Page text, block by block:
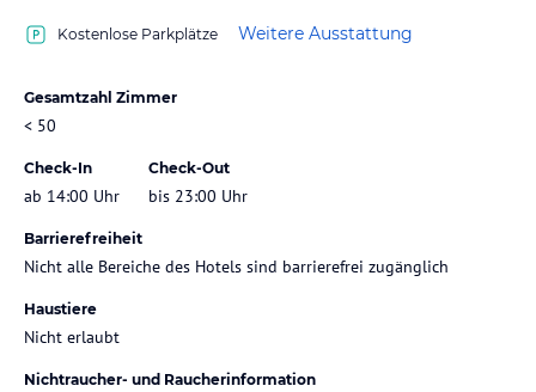
Kostenlose Parkplätze Weitere Ausstattung
Gesamtzahl Zimmer
< 50
Check-In
ab 14:00 Uhr
Check-Out
bis 23:00 Uhr
Barrierefreiheit
Nicht alle Bereiche des Hotels sind barrierefrei zugänglich
Haustiere
Nicht erlaubt
Nichtraucher- und Raucherinformation